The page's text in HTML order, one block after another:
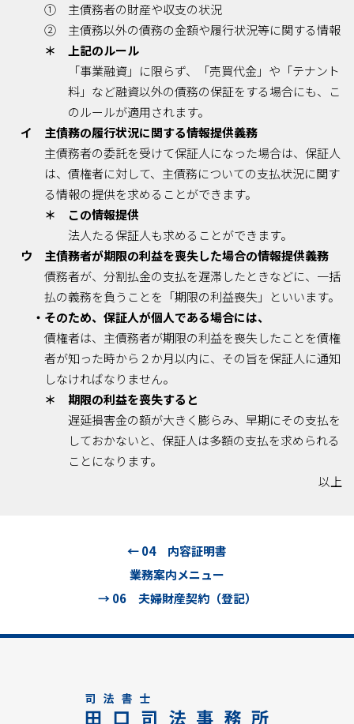
① 主債務者の財産や収支の状況
② 主債務以外の債務の金額や履行状況等に関する情報
＊ 上記のルール
「事業融資」に限らず、「売買代金」や「テナント
料」など融資以外の債務の保証をする場合にも、こ
のルールが適用されます。
イ 主債務の履行状況に関する情報提供義務
主債務者の委託を受けて保証人になった場合は、保証人
は、債権者に対して、主債務についての支払状況に関す
る情報の提供を求めることができます。
＊ この情報提供
法人たる保証人も求めることができます。
ウ 主債務者が期限の利益を喪失した場合の情報提供義務
債務者が、分割払金の支払を遅滞したときなどに、一括
払の義務を負うことを「期限の利益喪失」といいます。
・そのため、保証人が個人である場合には、
債権者は、主債務者が期限の利益を喪失したことを債権
者が知った時から２か月以内に、その旨を保証人に通知
しなければなりません。
＊ 期限の利益を喪失すると
遅延損害金の額が大きく膨らみ、早期にその支払を
しておかないと、保証人は多額の支払を求められる
ことになります。
以上
← 04 内容証明書
業務案内メニュー
→ 06 夫婦財産契約（登記）